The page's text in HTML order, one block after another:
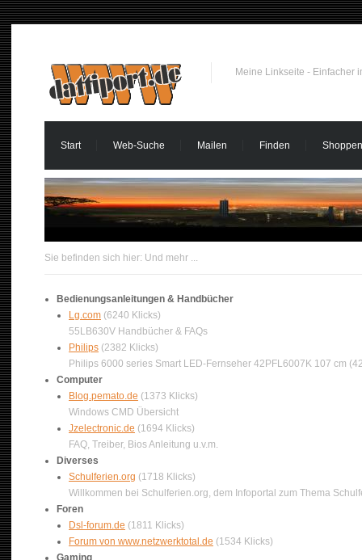
Meine Linkseite - Einfacher
Start Web-Suche Mailen Finden Shoppen
Sie befinden sich hier: Und mehr ...
Bedienungsanleitungen & Handbücher
Lg.com (6240 Klicks)
55LB630V Handbücher & FAQs
Philips (2382 Klicks)
Philips 6000 series Smart LED-Fernseher 42PFL6007K 107 cm
Computer
Blog.pemato.de (1373 Klicks)
Windows CMD Übersicht
Jzelectronic.de (1694 Klicks)
FAQ, Treiber, Bios Anleitung u.v.m.
Diverses
Schulferien.org (1718 Klicks)
Willkommen bei Schulferien.org, dem Infoportal zum Thema
Foren
Dsl-forum.de (1811 Klicks)
Forum von www.netzwerktotal.de (1534 Klicks)
Gaming